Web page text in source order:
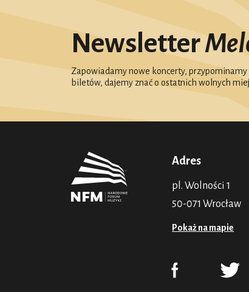
Newsletter
Zapowiadamy nowe koncerty, przypominamy
biletów, dajemy znać o ostatnich wolnych
Adres
pl. Wolności 1
50-071 Wrocław
Pokaż na mapie